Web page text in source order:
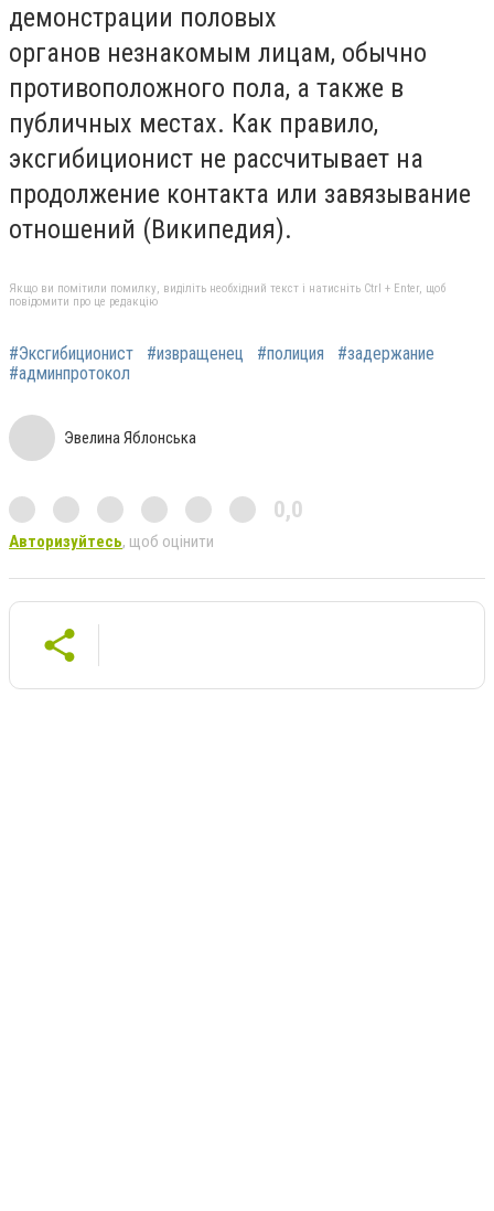
демонстрации половых
органов незнакомым лицам, обычно
противоположного пола, а также в
публичных местах. Как правило,
эксгибиционист не рассчитывает на
продолжение контакта или завязывание
отношений (Википедия).
Якщо ви помітили помилку, виділіть необхідний текст і натисніть Ctrl + Enter, щоб
повідомити про це редакцію
#Эксгибиционист #извращенец #полиция
#задержание
#админпротокол
Эвелина Яблонська
0,0
Авторизуйтесь, щоб оцінити